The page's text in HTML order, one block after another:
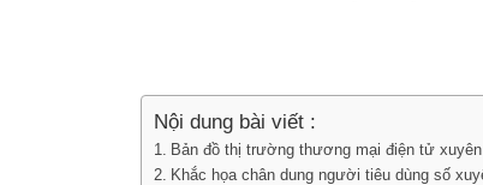
Nội dung bài viết :
Bản đồ thị trường thương mại điện tử
Khắc họa chân dung người tiêu dùng số